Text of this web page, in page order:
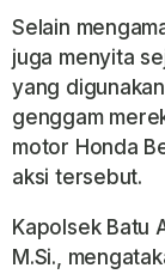
Selain
juga menyita
yang
genggam
motor Honda
aksi tersebut.
Kapolsek Batu
M.Si.,